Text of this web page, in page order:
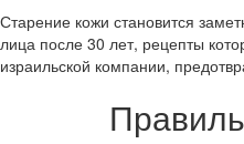
Старение кожи становится
лица после 30 лет, рецепты
израильской компании,